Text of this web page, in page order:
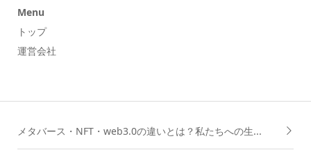
Menu
トップ
運営会社
メタバース・NFT・web3.0の違いとは？私たちへの生...